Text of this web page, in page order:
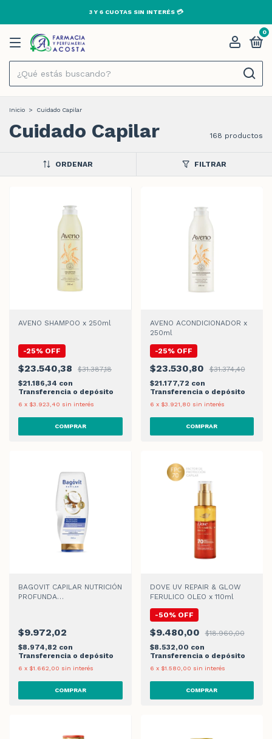
3 Y 6 CUOTAS SIN INTERÉS 💳
0
Inicio > Cuidado Capilar
Cuidado Capilar 168 productos
ORDENAR FILTRAR
AVENO SHAMPOO x 250ml
-25% OFF
$23.540,38
$31.387,18
$21.186,34 con
Transferencia o depósito
6 x $3.923,40 sin interés
AVENO ACONDICIONADOR x
250ml
-25% OFF
$23.530,80
$31.374,40
$21.177,72 con
Transferencia o depósito
6 x $3.921,80 sin interés
BAGOVIT CAPILAR NUTRICIÓN
PROFUNDA
$9.972,02
$8.974,82 con
Transferencia o depósito
6 x $1.662,00 sin interés
DOVE UV REPAIR & GLOW
FERULICO OLEO x 110ml
-50% OFF
$9.480,00
$18.960,00
$8.532,00 con
Transferencia o depósito
6 x $1.580,00 sin interés